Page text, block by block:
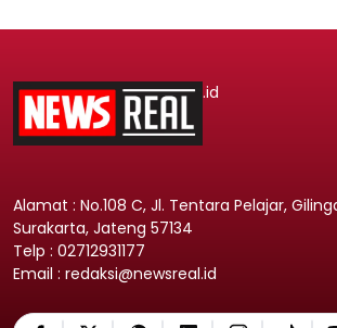
.id
Alamat : No.108 C, Jl. Tentara Pelajar,
Surakarta, Jateng 57134
Telp : 02712931177
Email : redaksi@newsreal.id